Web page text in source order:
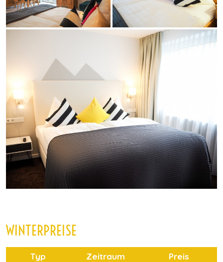
WINTERPREISE
Typ Zeitraum Preis